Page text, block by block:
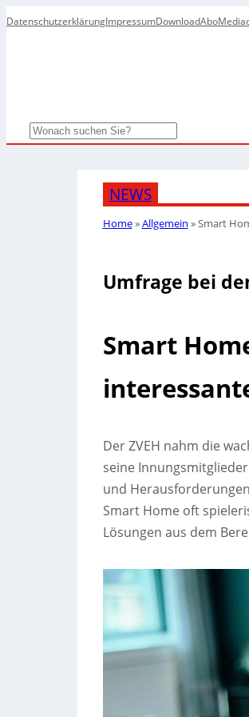
DatenschutzerklärungImpressumDownloadAbo
Search
NEWS
Home»Allgemein »Smart
Umfrage bei
Smart
Der ZVEH nahm die
seine
und
Smart Home oft
Lösungen aus dem